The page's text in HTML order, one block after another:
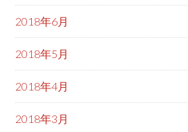
2018年6月
2018年5月
2018年4月
2018年3月